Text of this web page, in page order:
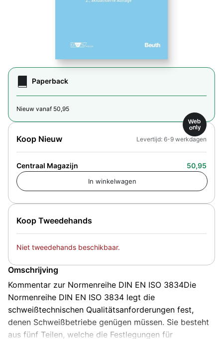
Paperback
Nieuw vanaf 50,95
Koop Tweedehands
Niet tweedehands beschikbaar.
Koop Nieuw
Web
only
Centraal Magazijn 50,95
Levertijd: 6-9 werkdagen
Omschrijving
Kommentar zur Normenreihe DIN EN ISO 3834Die
Normenreihe DIN EN ISO 3834 legt die
schweißtechnischen Qualitätsanforderungen fest,
denen Schweißbetriebe genügen müssen. Sie besteht
aus fünf Teilen, welche die Festlegungen für